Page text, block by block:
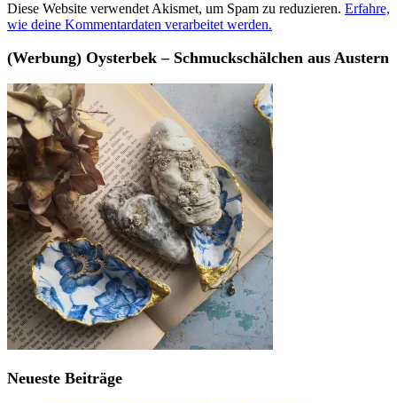
Diese Website verwendet Akismet, um Spam zu reduzieren. Erfahre,
wie deine Kommentardaten verarbeitet werden.
(Werbung) Oysterbek – Schmuckschälchen aus Austern
Neueste Beiträge